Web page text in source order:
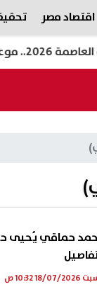
اقتصاد مصر
حماقي يُحيى
2026 10:32 ص